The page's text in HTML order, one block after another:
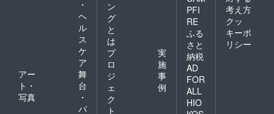
における定住支援」という
ことにピンとくる方々が少
なかったからでもありま
す。募金をつのっても、
「これは海外に住む人に渡
して」という支援者が多
省点としては、メンバー間
の情報共有、プロジェクト
開始前の綿密な計画をして
おくべきだったなと感じて
おり、日ごろからリンク
トゥミャンマーを支援して
くれる人の確保が結局のと
・
ヘ
ル
ス
ケ
ア
アー
ト・
写真
舞
台
・
パ
ン
グ
と
は
プ
ロ
ジ
ェ
ク
ト
実
施
事
例
PFI
RE
ふる
さと
納税
AD
FOR
ALL
HIO
考え方
クッ
キーポ
リシー